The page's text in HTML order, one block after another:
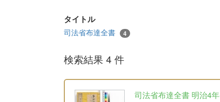
タイトル
司法省布達全書 4
検索結果 4 件
司法省布達全書 明治4